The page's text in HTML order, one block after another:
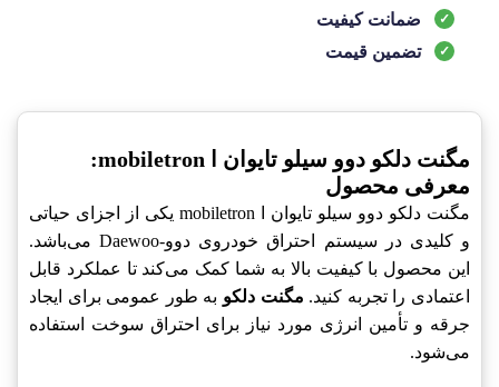
ضمانت کیفیت
تضمین قیمت
مگنت دلکو دوو سیلو تایوان ا mobiletron:
معرفی محصول
مگنت دلکو دوو سیلو تایوان ا mobiletron یکی از اجزای حیاتی
و کلیدی در سیستم احتراق خودروی دوو-Daewoo می‌باشد.
این محصول با کیفیت بالا به شما کمک می‌کند تا عملکرد قابل
اعتمادی را تجربه کنید. مگنت دلکو به طور عمومی برای ایجاد
جرقه و تأمین انرژی مورد نیاز برای احتراق سوخت استفاده
می‌شود.